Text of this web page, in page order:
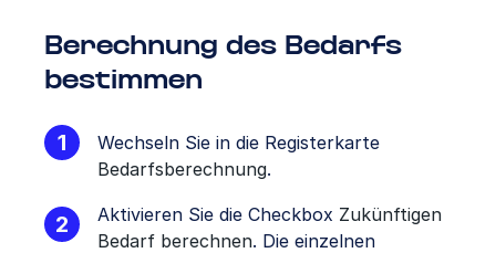
Berechnung des Bedarfs
bestimmen
Wechseln Sie in die Registerkarte
Bedarfsberechnung.
Aktivieren Sie die Checkbox Zukünftigen
Bedarf berechnen. Die einzelnen